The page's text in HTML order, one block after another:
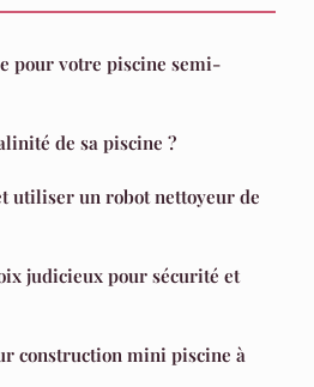
pour votre piscine semi-
de sa piscine ?
utiliser un robot nettoyeur de
judicieux pour sécurité et
construction mini piscine à